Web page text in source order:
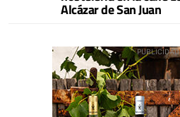
Alcázar de San Juan